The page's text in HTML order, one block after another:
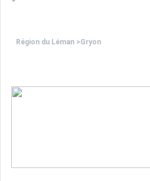
Région du Léman >Gryon